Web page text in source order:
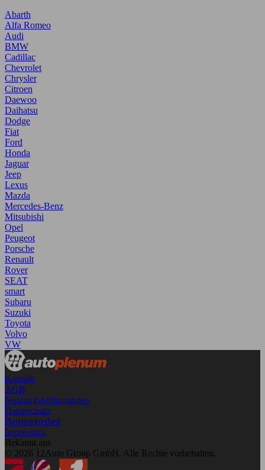
Abarth
Alfa Romeo
Audi
BMW
Cadillac
Chevrolet
Chrysler
Citroen
Daewoo
Daihatsu
Dodge
Fiat
Ford
Honda
Jaguar
Jeep
Lexus
Mazda
Mercedes-Benz
Mitsubishi
Opel
Peugeot
Porsche
Renault
Rover
SEAT
smart
Subaru
Suzuki
Toyota
Volvo
VW
Kontakt
AGB
Nutzungsbedingungen
Datenschutz
Barrierefreiheit
Impressum
Bekannt aus
© 2026 12Auto Group GmbH. Alle Rechte vorbehalten.